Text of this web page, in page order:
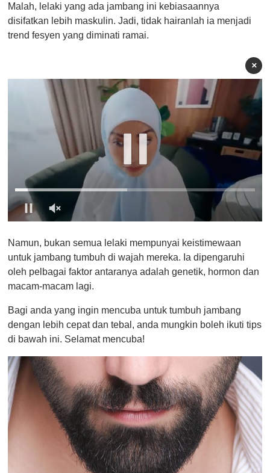
Malah, lelaki yang ada jambang ini kebiasaannya
disifatkan lebih maskulin. Jadi, tidak hairanlah ia menjadi
trend fesyen yang diminati ramai.
×
f
1
i
n
e
,
Namun, bukan semua lelaki mempunyai keistimewaan
untuk jambang tumbuh di wajah mereka. Ia dipengaruhi
oleh pelbagai faktor antaranya adalah genetik, hormon dan
macam-macam lagi.
Bagi anda yang ingin mencuba untuk tumbuh jambang
dengan lebih cepat dan tebal, anda mungkin boleh ikuti tips
di bawah ini. Selamat mencuba!